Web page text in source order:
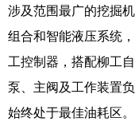
浙江
山东
广东
四川 贵
涉及范围最广的挖掘
组合和智能液压系统
工控制器，搭配柳工
泵、主阀及工作装置
始终处于最佳油耗区。